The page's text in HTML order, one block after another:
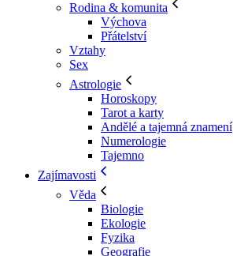
Rodina & komunita
Výchova
Přátelství
Vztahy
Sex
Astrologie
Horoskopy
Tarot a karty
Andělé a tajemná znamení
Numerologie
Tajemno
Zajímavosti
Věda
Biologie
Ekologie
Fyzika
Geografie